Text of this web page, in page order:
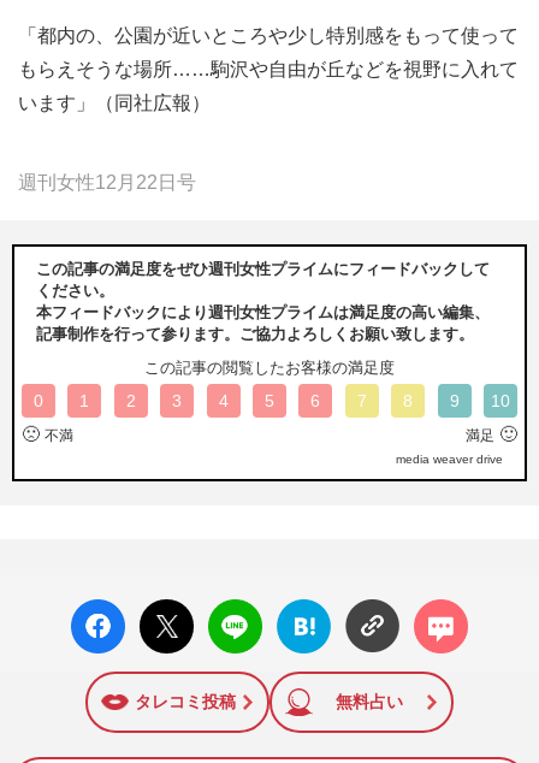
「都内の、公園が近いところや少し特別感をもって使って
もらえそうな場所……駒沢や自由が丘などを視野に入れて
います」（同社広報）
週刊女性12月22日号
この記事の満足度をぜひ週刊女性プライムにフィードバックして
ください。
本フィードバックにより週刊女性プライムは満足度の高い編集、
記事制作を行って参ります。ご協力よろしくお願い致します。
この記事の閲覧したお客様の満足度
0 1 2 3 4 5 6 7 8 9 10
🙁 不満 満足 🙂
media weaver drive
facebo
ok い
X ポス
ト
LINE
はてな
ブック
に追加
コメン
ト
タレコミ投稿 無料占い